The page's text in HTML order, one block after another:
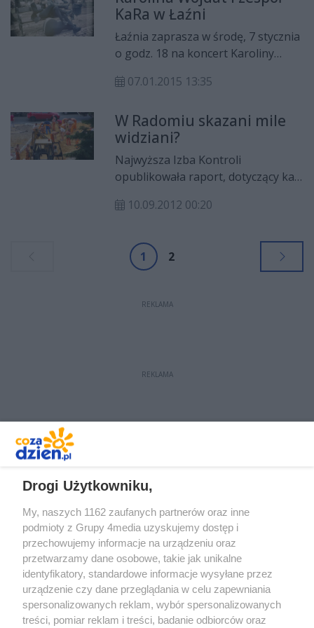
KaRa w Łaźni
Łaźnia zaprasza w środę, 7 stycznia
o godz. 18 na koncert Karoliny
07.01.2015 13:35
W Radomiu skazani mile
widziani?
Najwyższa Izba Kontroli
opublikowała raport, dotyczący kar
kontrolerów, prace społeczne nie
Postanowiliśmy sprawdzić,, jak to
wygląda w Radomiu.
10.09.2012 00:20
1 2
REKLAMA
REKLAMA
Redakcja Reklama Prywatność
Praca Łódź
Drogi Użytkowniku,
My, naszych 1162 zaufanych partnerów oraz inne
podmioty z Grupy 4media uzyskujemy dostęp i
przechowujemy informacje na urządzeniu oraz
przetwarzamy dane osobowe, takie jak unikalne
identyfikatory, standardowe informacje wysyłane przez
urządzenie czy dane przeglądania w celu zapewniania
spersonalizowanych reklam, wybór spersonalizowanych
treści, pomiar reklam i treści, badanie odbiorców oraz